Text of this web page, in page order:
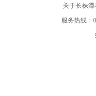
关于长株潭
服务热线：